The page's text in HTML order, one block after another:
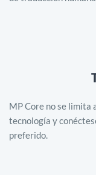
MP Core no se limita
tecnología y
preferido.